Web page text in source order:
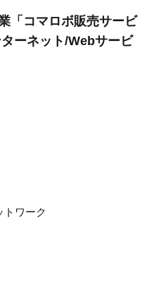
「コマロボ販売サービ
ーネット/Webサービ
トワーク